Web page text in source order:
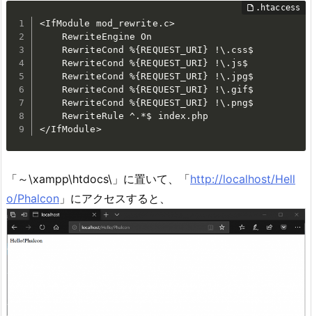
<IfModule mod_rewrite.c>
    RewriteEngine On
    RewriteCond %{REQUEST_URI} !\.css$
    RewriteCond %{REQUEST_URI} !\.js$
    RewriteCond %{REQUEST_URI} !\.jpg$
    RewriteCond %{REQUEST_URI} !\.gif$
    RewriteCond %{REQUEST_URI} !\.png$
    RewriteRule ^.*$ index.php
</IfModule>
「～\xampp\htdocs\」に置いて、「http://localhost/Hell
o/Phalcon 」にアクセスすると、